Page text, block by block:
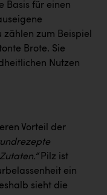
Basis für einen
zum Beispiel
Brote. Sie
Nutzen
Vorteil der
Pilz ist
ein
sieht die